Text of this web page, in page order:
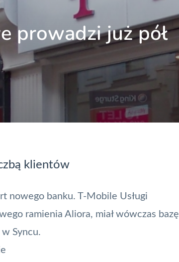
prowadzi już pół
klientów
nowego banku. T-Mobile Usługi
ramienia Aliora, miał wówczas bazę
Syncu.